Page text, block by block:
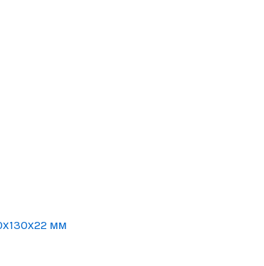
мм